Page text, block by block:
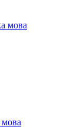
мова